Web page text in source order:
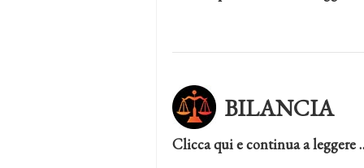
BILANCIA
Clicca qui e continua a leggere